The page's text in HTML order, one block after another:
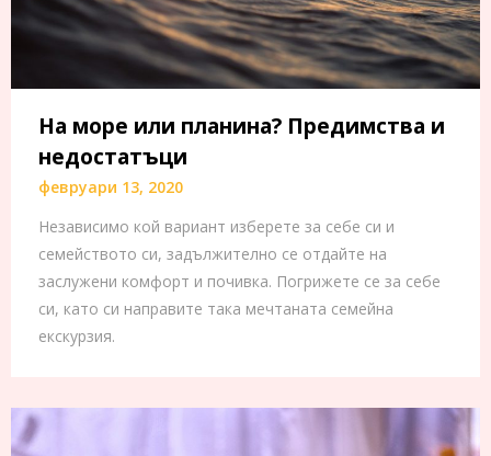
На море или планина? Предимства и
недостатъци
февруари 13, 2020
Независимо кой вариант изберете за себе си и
семейството си, задължително се отдайте на
заслужени комфорт и почивка. Погрижете се за себе
си, като си направите така мечтаната семейна
екскурзия.